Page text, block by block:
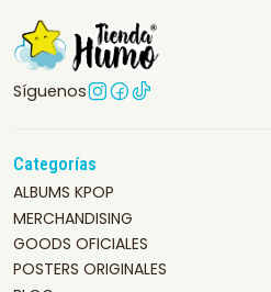
Síguenos
Categorías
ALBUMS KPOP
MERCHANDISING
GOODS OFICIALES
POSTERS ORIGINALES